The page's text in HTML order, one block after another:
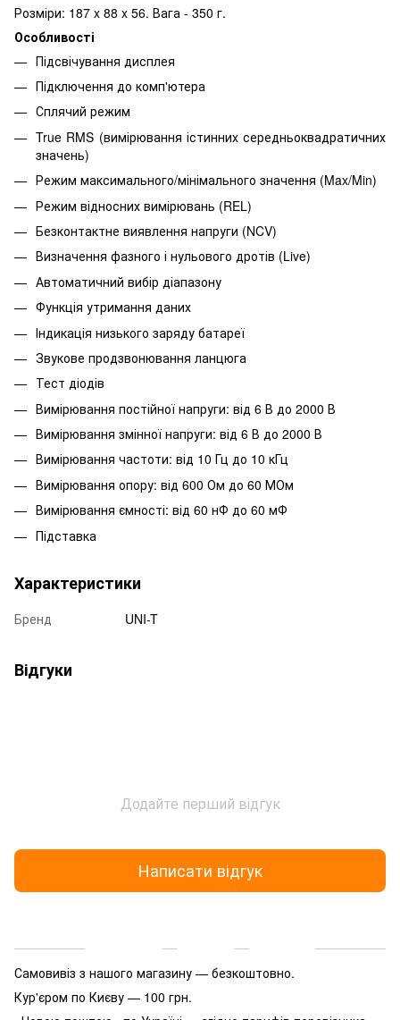
Розміри: 187 x 88 x 56. Вага - 350 г.
Особливості
Підсвічування дисплея
Підключення до комп'ютера
Сплячий режим
True RMS (вимірювання істинних середньоквадратичних
значень)
Режим максимального/мінімального значення (Max/Min)
Режим відносних вимірювань (REL)
Безконтактне виявлення напруги (NCV)
Визначення фазного і нульового дротів (Live)
Автоматичний вибір діапазону
Функція утримання даних
Індикація низького заряду батареї
Звукове продзвонювання ланцюга
Тест діодів
Вимірювання постійної напруги: від 6 В до 2000 В
Вимірювання змінної напруги: від 6 В до 2000 В
Вимірювання частоти: від 10 Гц до 10 кГц
Вимірювання опору: від 600 Ом до 60 МОм
Вимірювання ємності: від 60 нФ до 60 мФ
Підставка
Характеристики
Бренд UNI-T
Відгуки
Додайте перший відгук
Написати відгук
Самовивіз з нашого магазину — безкоштовно.
Кур'єром по Києву — 100 грн.